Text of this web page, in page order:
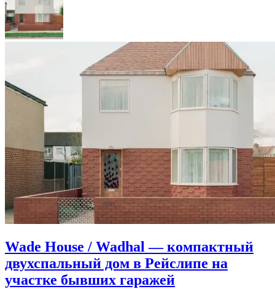
Wade House / Wadhal — компактный
двухспальный дом в Рейслипе на
участке бывших гаражей